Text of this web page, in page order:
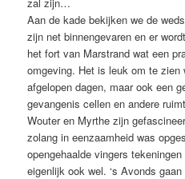
Aan de kade bekijken we de
zijn net binnengevaren en er
het fort van Marstrand wat een
omgeving. Het is leuk om te zien
afgelopen dagen, maar ook een
gevangenis cellen en andere
Wouter en Myrthe zijn
zolang in eenzaamheid was
opengehaalde vingers
eigenlijk ook wel. ‘s Avonds